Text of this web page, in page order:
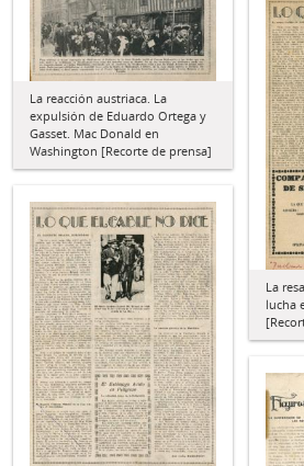
La reacción austriaca. La
expulsión de Eduardo Ortega y
Gasset. Mac Donald en
Washington [Recorte de prensa]
La
lucha